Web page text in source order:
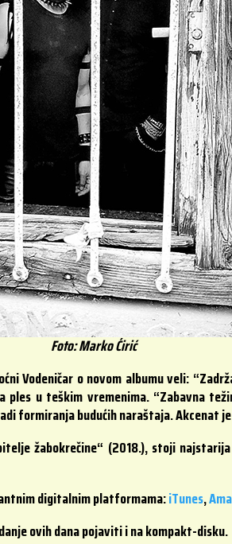
Foto: Marko Ćirić
Vodeničar o novom albumu veli:
u teškim vremenima. “Zabavna
formiranja budućih naraštaja. Akcenat
žabokrečine“ (2018.), stoji
digitalnim platformama:iTunes,
ovih dana pojaviti i na kompakt-disku.